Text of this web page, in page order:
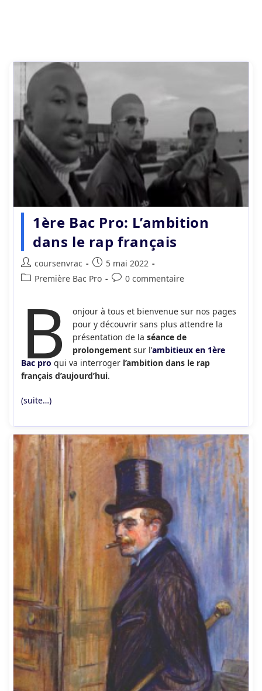
1ère Bac Pro: L’ambition
dans le rap français
Auteur/autrice
de
coursenvrac
Publication
publiée :
5 mai 2022
PostPremière Bac Pro
Commentaires
publication :
0 commentaire
B
onjour à tous et bienvenue sur nos pages
pour y découvrir sans plus attendre la
présentation de la séance de
prolongementsur l’ambitieux en 1ère
Bac pro qui va interroger l’ambition dans le rap
français d’aujourd’hui.
(suite…)